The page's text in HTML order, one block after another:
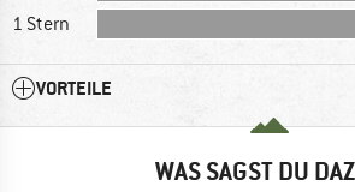
1 Stern
VORTEILE
WAS SAGST DU